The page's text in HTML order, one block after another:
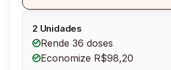
2 Unidades
Rende 36 doses
Economize R$98,20